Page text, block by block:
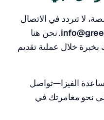
لا تتردد في الاتصال
. نحن هنا
بخبرة خلال عملية تقديم
الفيزا—تواصل
نحو مغامرتك في